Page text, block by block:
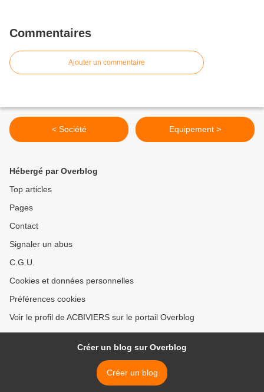
Commentaires
Ajouter un commentaire
< Société Equipement >
Hébergé par Overblog
Top articles
Pages
Contact
Signaler un abus
C.G.U.
Cookies et données personnelles
Préférences cookies
Voir le profil de ACBIVIERS sur le portail Overblog
Créer un blog sur Overblog
Créer un blog